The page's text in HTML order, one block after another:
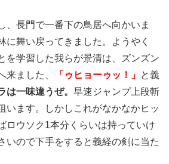
長門で一番下の鳥居へ向かいま
に舞い戻ってきました。ようやく
を学習した我らが景清は、ズンズン
来ました、
「ゥヒョーゥッ！」 と義
は一味違うぜ。 早速ジャンプ上段斬
います。しかしこれがなかなかヒッ
ロウソク1本分くらいは持っていけ
いので下手をすると義経の剣に当た